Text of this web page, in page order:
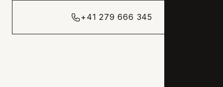
+41 279 666 345